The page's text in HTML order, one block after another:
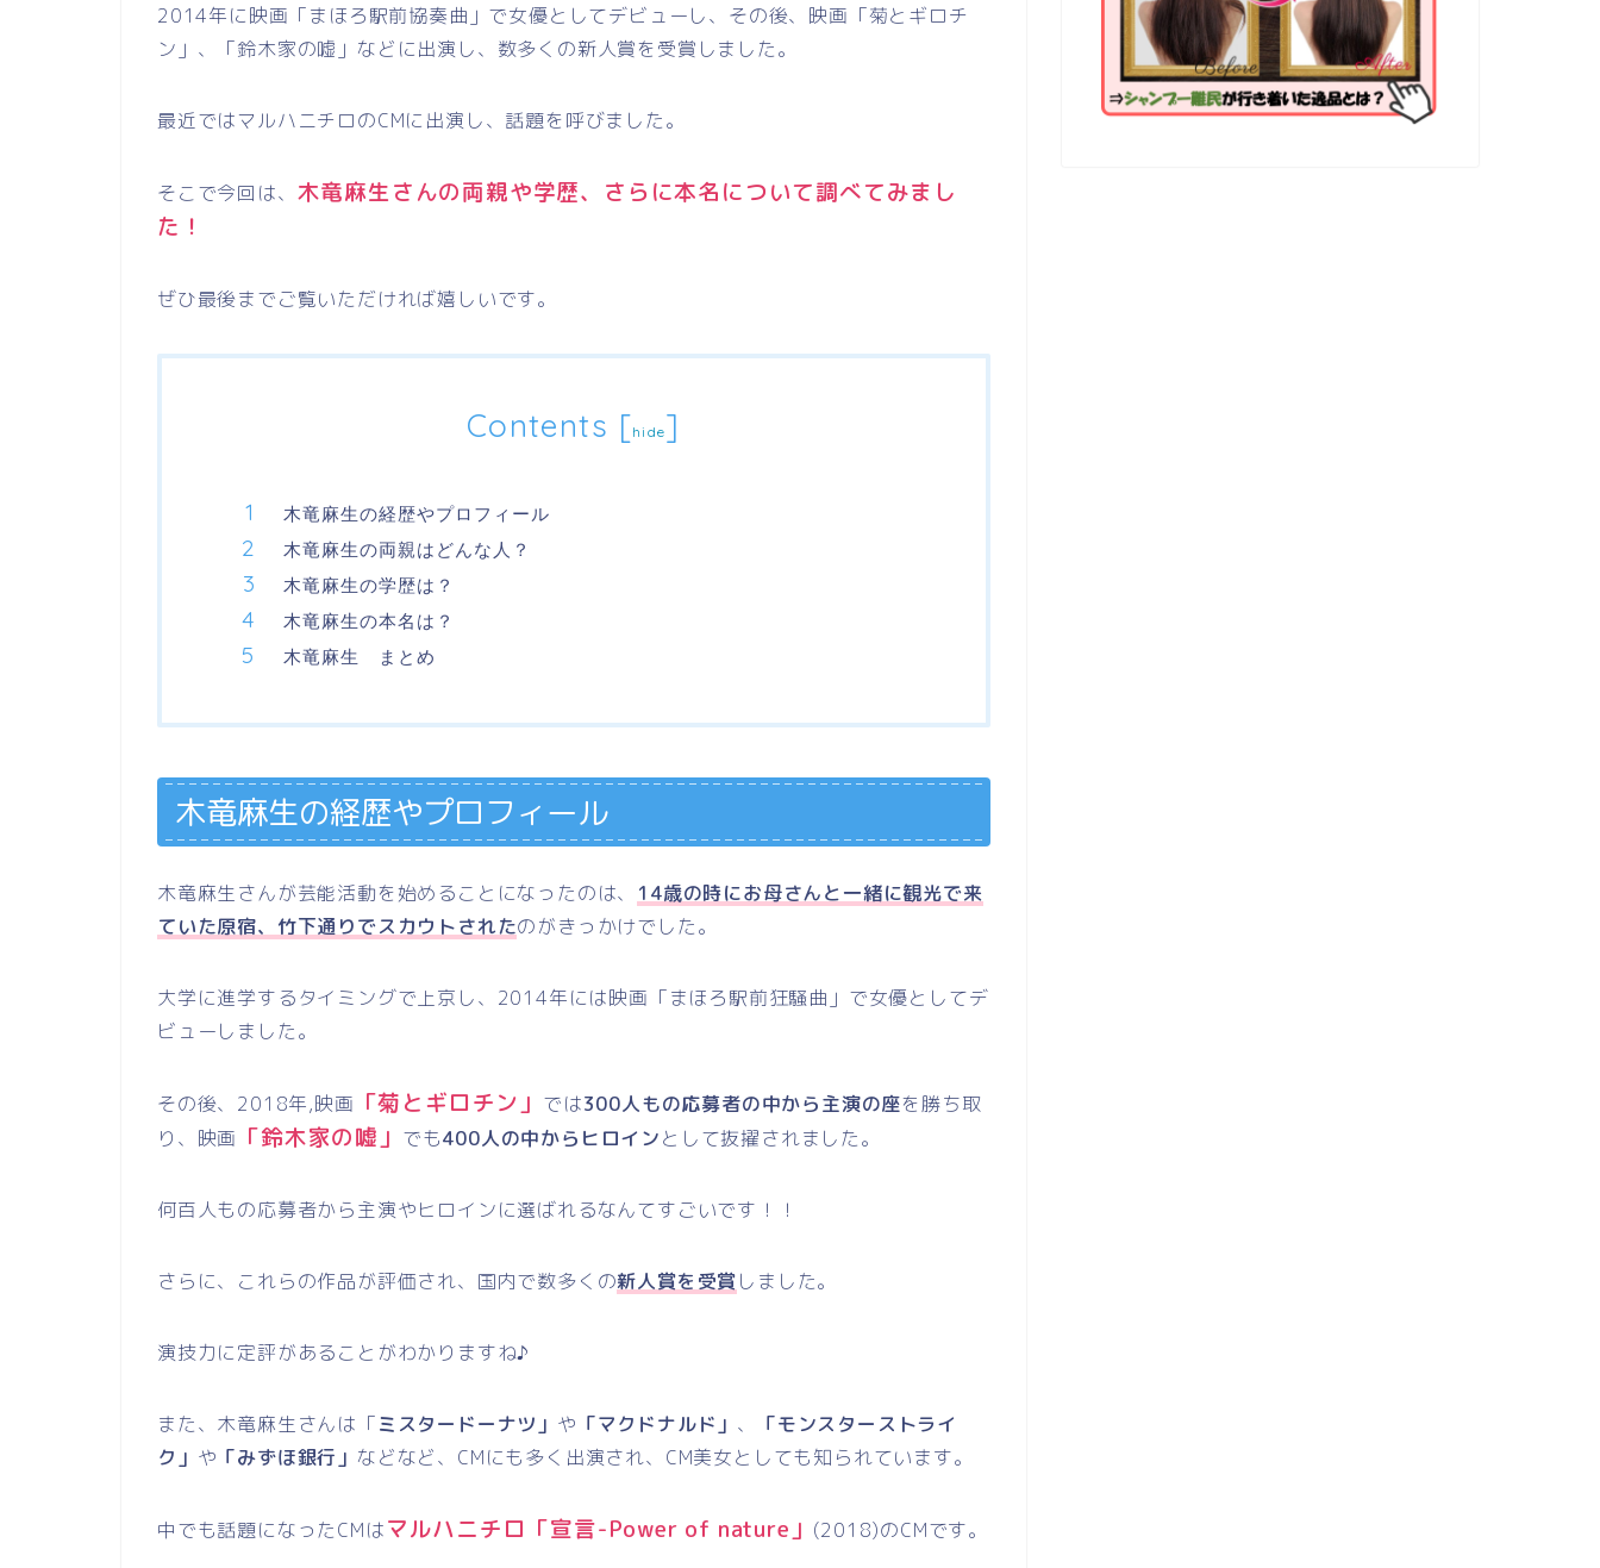
2014年に映画「まほろ駅前協奏曲」で女優としてデビューし、その後、映画「菊とギロチ
ン」、「鈴木家の嘘」などに出演し、数多くの新人賞を受賞しました。
最近ではマルハニチロのCMに出演し、話題を呼びました。
そこで今回は、 木竜麻生さんの両親や学歴、さらに本名について調べてみまし
た！
ぜひ最後までご覧いただければ嬉しいです。
Contents [hide]
木竜麻生の経歴やプロフィール
木竜麻生の両親はどんな人？
木竜麻生の学歴は？
木竜麻生の本名は？
木竜麻生 まとめ
木竜麻生の経歴やプロフィール
木竜麻生さんが芸能活動を始めることになったのは、 14歳の時にお母さんと一緒に観光で来
ていた原宿、竹下通りでスカウトされたのがきっかけでした。
大学に進学するタイミングで上京し、2014年には映画「まほろ駅前狂騒曲」で女優としてデ
ビューしました。
その後、2018年,映画 「菊とギロチン」 では300人もの応募者の中から主演の座を勝ち取
り、映画 「鈴木家の嘘」 でも400人の中からヒロインとして抜擢されました。
何百人もの応募者から主演やヒロインに選ばれるなんてすごいです！！
さらに、これらの作品が評価され、国内で数多くの新人賞を受賞しました。
演技力に定評があることがわかりますね♪
また、木竜麻生さんは「ミスタードーナツ」 や 「マクドナルド」 、
「モンスターストライ
ク」 や 「みずほ銀行」 などなど、 CMにも多く出演され、 CM美女としても知られています。
中でも話題になったCMはマルハニチロ「宣言-Power of nature」 (2018)のCMです。